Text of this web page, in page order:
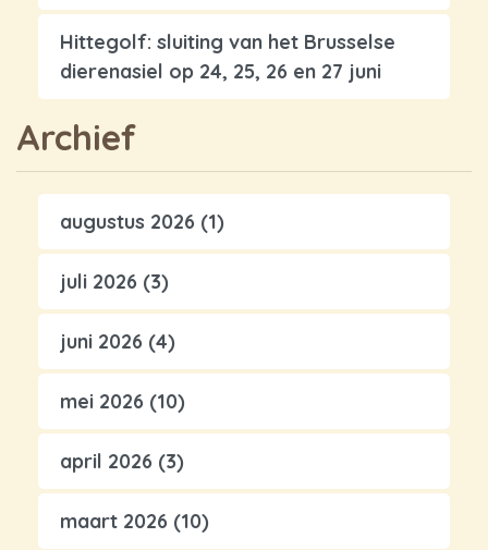
Hittegolf: sluiting van het Brusselse
dierenasiel op 24, 25, 26 en 27 juni
Archief
augustus 2026 (1)
juli 2026 (3)
juni 2026 (4)
mei 2026 (10)
april 2026 (3)
maart 2026 (10)